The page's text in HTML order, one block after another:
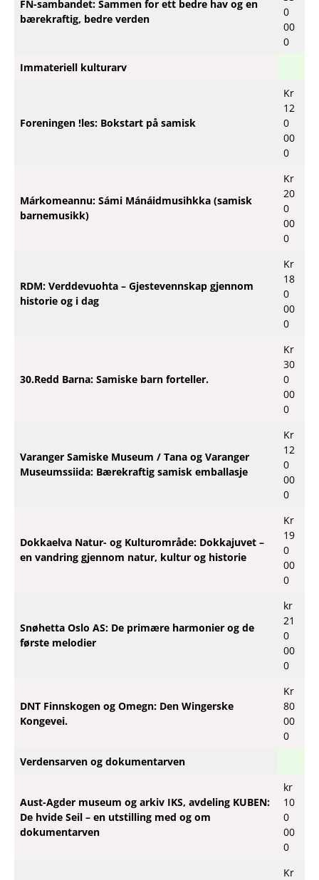
FN-sambandet: Sammen for ett bedre hav og en
bærekraftig, bedre verden
0
00
0
Immateriell kulturarv
Foreningen !les: Bokstart på samisk
Kr
12
0
00
0
Márkomeannu: Sámi Mánáidmusihkka (samisk
barnemusikk)
Kr
20
0
00
0
RDM: Verddevuohta – Gjestevennskap gjennom
historie og i dag
Kr
18
0
00
0
30.Redd Barna: Samiske barn forteller.
Kr
30
0
00
0
Varanger Samiske Museum / Tana og Varanger
Museumssiida: Bærekraftig samisk emballasje
Kr
12
0
00
0
Dokkaelva Natur- og Kulturområde: Dokkajuvet –
en vandring gjennom natur, kultur og historie
Kr
19
0
00
0
Snøhetta Oslo AS: De primære harmonier og de
første melodier
kr
21
0
00
0
DNT Finnskogen og Omegn: Den Wingerske
Kongevei.
Kr
80
00
0
Verdensarven og dokumentarven
Aust-Agder museum og arkiv IKS, avdeling KUBEN:
De hvide Seil – en utstilling med og om
dokumentarven
kr
10
0
00
0
Kr